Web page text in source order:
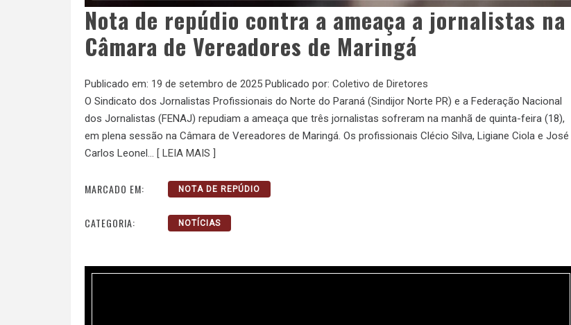
Nota de repúdio contra a ameaça a jornalistas na
Câmara de Vereadores de Maringá
Publicado em: 19 de setembro de 2025 Publicado por: Coletivo de Diretores
O Sindicato dos Jornalistas Profissionais do Norte do Paraná (Sindijor Norte PR) e a Federação Nacional
dos Jornalistas (FENAJ) repudiam a ameaça que três jornalistas sofreram na manhã de quinta-feira (18),
em plena sessão na Câmara de Vereadores de Maringá. Os profissionais Clécio Silva, Ligiane Ciola e José
Carlos Leonel… [ LEIA MAIS ]
MARCADO EM: NOTA DE REPÚDIO
CATEGORIA: NOTÍCIAS